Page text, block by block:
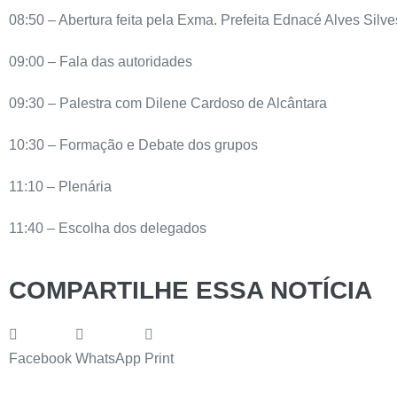
08:50 – Abertura feita pela Exma. Prefeita Ednacé Alves
09:00 – Fala das autoridades
09:30 – Palestra com Dilene Cardoso de Alcântara
10:30 – Formação e Debate dos grupos
11:10 – Plenária
11:40 – Escolha dos delegados
COMPARTILHE ESSA NOTÍCIA
Facebook WhatsApp Print